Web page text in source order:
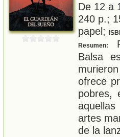
De 12 a
240 p.;
papel;
Resumen:
Balsa
ofrece
pobres,
artes
de la